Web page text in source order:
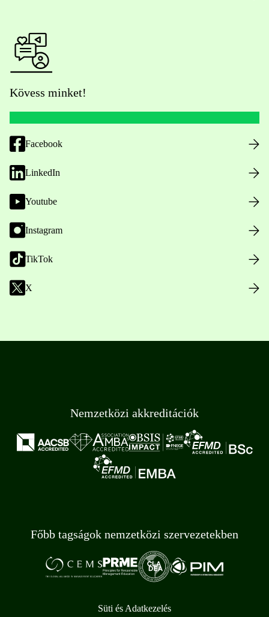
Kövess minket!
Facebook
LinkedIn
Youtube
Instagram
TikTok
X
Nemzetközi akkreditációk
Főbb tagságok nemzetközi szervezetekben
Süti és Adatkezelés